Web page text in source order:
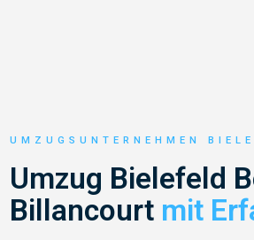
UMZUGSUNTERNEHMEN
Umzug Bielefeld
Billancourt mit